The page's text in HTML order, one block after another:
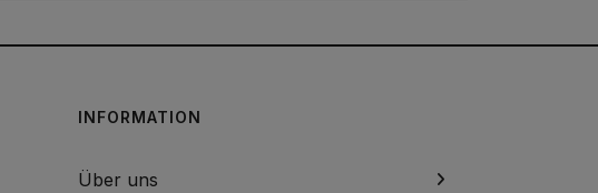
INFORMATION
Über uns